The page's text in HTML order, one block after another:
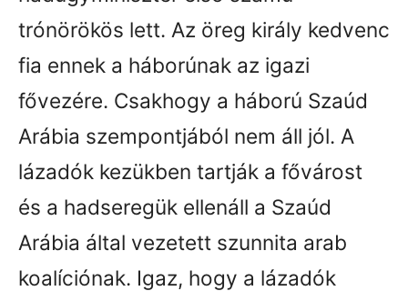
trónörökös lett. Az öreg király kedvenc
fia ennek a háborúnak az igazi
fővezére. Csakhogy a háború Szaúd
Arábia szempontjából nem áll jól. A
lázadók kezükben tartják a fővárost
és a hadseregük ellenáll a Szaúd
Arábia által vezetett szunnita arab
koalíciónak. Igaz, hogy a lázadók